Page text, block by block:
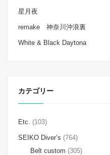
星月夜
remake 神奈川沖浪裏
White & Black Daytona
カテゴリー
Etc. (103)
SEIKO Diver’s (764)
Belt custom (305)